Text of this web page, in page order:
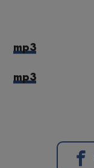
mp3
mp3